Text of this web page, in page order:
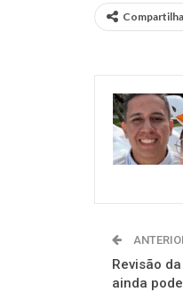
Revisão
ainda